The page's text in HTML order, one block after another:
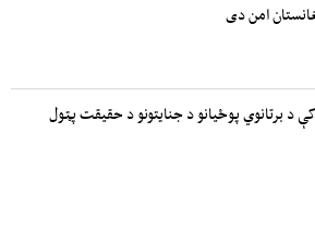
امن دی
د برتانوي پوځیانو د جنایتونو د حقیقت پټول